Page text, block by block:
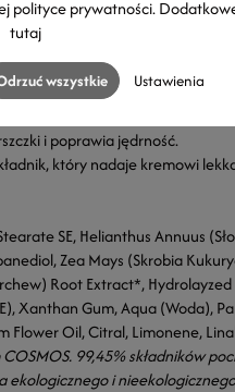
bazę kremu. Bogaty w
Carota)– Ultra-bogate
– Kwas hialuronowy o
i poprawia jędrność.
który nadaje kremowi
SE, Helianthus Annuus
Zea Mays (Skrobia
Root Extract*,
Xanthan Gum, Aqua (Woda),
Flower Oil, Citral, Limonene,
99,45% składników
i
polityce prywatności.
tutaj
wszystkie Ustawienia